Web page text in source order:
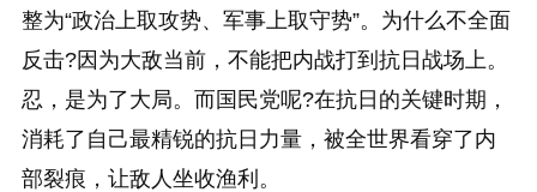
整为“政治上取攻势、军事上取守势”。为什么不全面
反击?因为大敌当前，不能把内战打到抗日战场上。
忍，是为了大局。而国民党呢?在抗日的关键时期，
消耗了自己最精锐的抗日力量，被全世界看穿了内
部裂痕，让敌人坐收渔利。